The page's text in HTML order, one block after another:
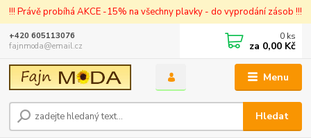
!!! Právě probíhá AKCE -15% na všechny plavky - do vyprodání zásob !!!
Menu
Hledat
+420 605113076
fajnmoda@email.cz
0 ks
za 0,00 Kč